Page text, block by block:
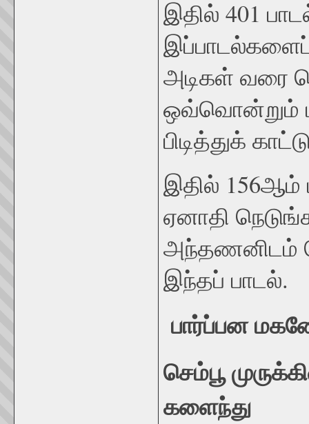
இதில் 401
இப்பாடல்களைப்
அடிகள் வரை
ஒவ்வொன்றும்
பிடித்துக்
இதில் 156ஆம்
ஏனாதி
அந்தணனிடம்
இந்தப் பாடல்.
செம்பூ